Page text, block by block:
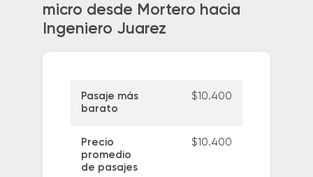
micro desde Mortero hacia
Ingeniero Juarez
Pasaje más
barato
$10.400
Precio
promedio
de pasajes
$10.400